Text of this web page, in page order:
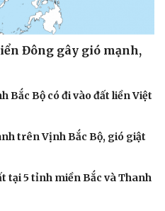
Đông gây gió mạnh,
Bắc Bộ có đi vào đất liền Việt
trên Vịnh Bắc Bộ, gió giật
tại 5 tỉnh miền Bắc và Thanh